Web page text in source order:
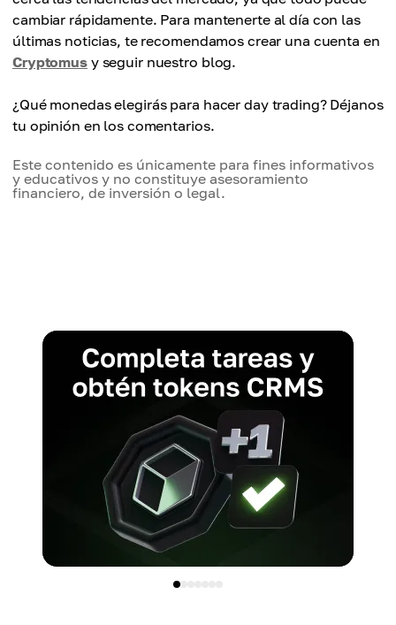
cambiar rápidamente. Para mantenerte al día con las
últimas noticias, te recomendamos crear una cuenta en
Cryptomusy seguir nuestro blog.
¿Qué monedas elegirás para hacer day trading? Déjanos
tu opinión en los comentarios.
Este contenido es únicamente para fines informativos
y educativos y no constituye asesoramiento
financiero, de inversión o legal.